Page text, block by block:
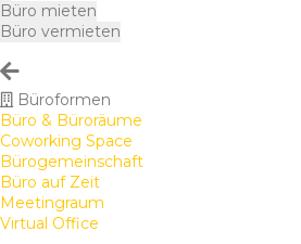
Büro mieten
Büro vermieten
Büroformen
Büro & Büroräume
Coworking Space
Bürogemeinschaft
Büro auf Zeit
Meetingraum
Virtual Office